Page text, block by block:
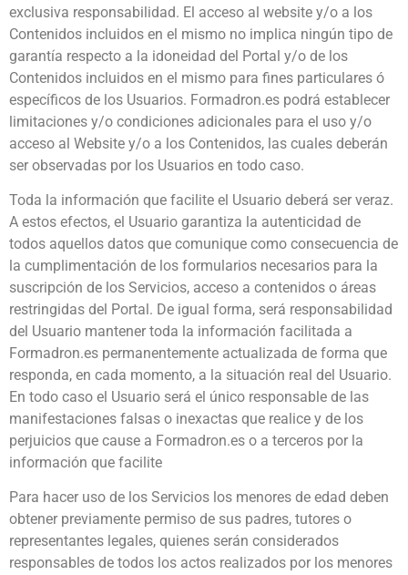
exclusiva responsabilidad. El acceso al website y/o a los
Contenidos incluidos en el mismo no implica ningún tipo de
garantía respecto a la idoneidad del Portal y/o de los
Contenidos incluidos en el mismo para fines particulares ó
específicos de los Usuarios. Formadron.es podrá establecer
limitaciones y/o condiciones adicionales para el uso y/o
acceso al Website y/o a los Contenidos, las cuales deberán
ser observadas por los Usuarios en todo caso.
Toda la información que facilite el Usuario deberá ser veraz.
A estos efectos, el Usuario garantiza la autenticidad de
todos aquellos datos que comunique como consecuencia de
la cumplimentación de los formularios necesarios para la
suscripción de los Servicios, acceso a contenidos o áreas
restringidas del Portal. De igual forma, será responsabilidad
del Usuario mantener toda la información facilitada a
Formadron.es permanentemente actualizada de forma que
responda, en cada momento, a la situación real del Usuario.
En todo caso el Usuario será el único responsable de las
manifestaciones falsas o inexactas que realice y de los
perjuicios que cause a Formadron.es o a terceros por la
información que facilite
Para hacer uso de los Servicios los menores de edad deben
obtener previamente permiso de sus padres, tutores o
representantes legales, quienes serán considerados
responsables de todos los actos realizados por los menores